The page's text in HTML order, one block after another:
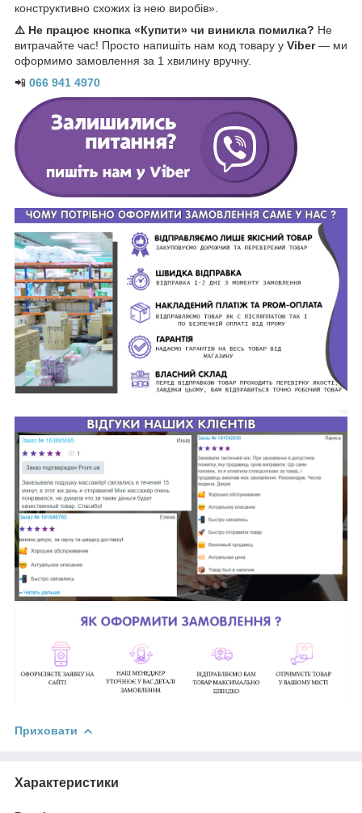
конструктивно схожих із нею виробів».
⚠️ Не працює кнопка «Купити» чи виникла помилка? Не
витрачайте час! Просто напишіть нам код товару у Viber— ми
оформимо замовлення за 1 хвилину вручну.
📲 066 941 4970
Приховати
Характеристики